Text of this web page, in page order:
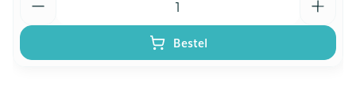
Bestel